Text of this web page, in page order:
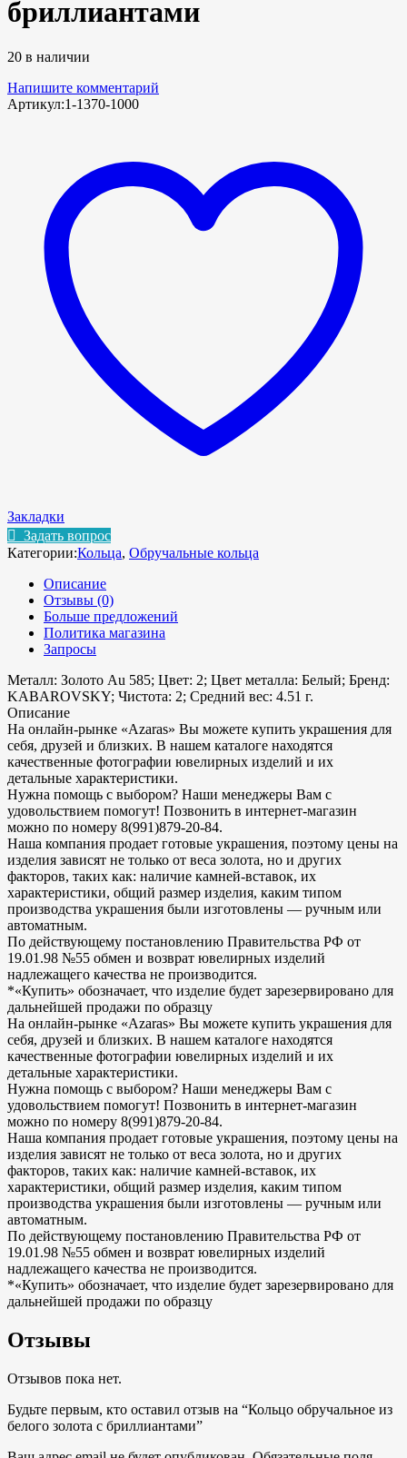
бриллиантами
20 в наличии
Напишите комментарий
Артикул:1-1370-1000
Закладки
Задать вопрос
Категории:Кольца, Обручальные кольца
Описание
Отзывы (0)
Больше предложений
Политика магазина
Запросы
Металл: Золото Au 585; Цвет: 2; Цвет металла: Белый; Бренд:
KABAROVSKY; Чистота: 2; Средний вес: 4.51 г.
Описание
На онлайн-рынке «Azaras» Вы можете купить украшения для
себя, друзей и близких. В нашем каталоге находятся
качественные фотографии ювелирных изделий и их
детальные характеристики.
Нужна помощь с выбором? Наши менеджеры Вам с
удовольствием помогут! Позвонить в интернет-магазин
можно по номеру 8(991)879-20-84.
Наша компания продает готовые украшения, поэтому цены на
изделия зависят не только от веса золота, но и других
факторов, таких как: наличие камней-вставок, их
характеристики, общий размер изделия, каким типом
производства украшения были изготовлены — ручным или
автоматным.
По действующему постановлению Правительства РФ от
19.01.98 №55 обмен и возврат ювелирных изделий
надлежащего качества не производится.
*«Купить» обозначает, что изделие будет зарезервировано для
дальнейшей продажи по образцу
На онлайн-рынке «Azaras» Вы можете купить украшения для
себя, друзей и близких. В нашем каталоге находятся
качественные фотографии ювелирных изделий и их
детальные характеристики.
Нужна помощь с выбором? Наши менеджеры Вам с
удовольствием помогут! Позвонить в интернет-магазин
можно по номеру 8(991)879-20-84.
Наша компания продает готовые украшения, поэтому цены на
изделия зависят не только от веса золота, но и других
факторов, таких как: наличие камней-вставок, их
характеристики, общий размер изделия, каким типом
производства украшения были изготовлены — ручным или
автоматным.
По действующему постановлению Правительства РФ от
19.01.98 №55 обмен и возврат ювелирных изделий
надлежащего качества не производится.
*«Купить» обозначает, что изделие будет зарезервировано для
дальнейшей продажи по образцу
Отзывы
Отзывов пока нет.
Будьте первым, кто оставил отзыв на “Кольцо обручальное из
белого золота с бриллиантами”